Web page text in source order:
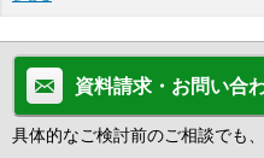
資料請求・お問い合
具体的なご検討前のご相談でも